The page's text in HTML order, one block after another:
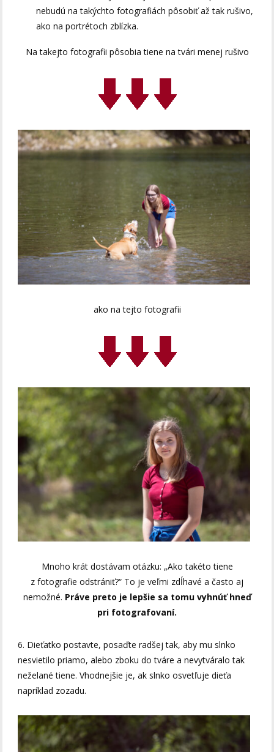
nebudú na takýchto fotografiách pôsobiť až tak rušivo,
ako na portrétoch zblízka.
Na takejto fotografii pôsobia tiene na tvári menej rušivo
ako na tejto fotografii
Mnoho krát dostávam otázku: „Ako takéto tiene
z fotografie odstrániť?“ To je veľmi zdĺhavé a často aj
nemožné. Práve preto je lepšie sa tomu vyhnúť hneď
pri fotografovaní.
6. Dieťatko postavte, posaďte radšej tak, aby mu slnko
nesvietilo priamo, alebo zboku do tváre a nevytváralo tak
neželané tiene. Vhodnejšie je, ak slnko osvetľuje dieťa
napríklad zozadu.